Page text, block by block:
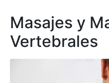
Masajes y
Vertebrales